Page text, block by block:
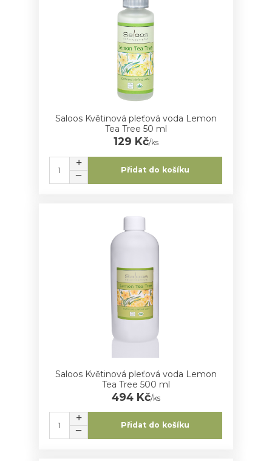
Saloos Květinová pleťová voda Lemon
Tea Tree 50 ml
129 Kč/ks
Přidat do košíku
Saloos Květinová pleťová voda Lemon
Tea Tree 500 ml
494 Kč/ks
Přidat do košíku